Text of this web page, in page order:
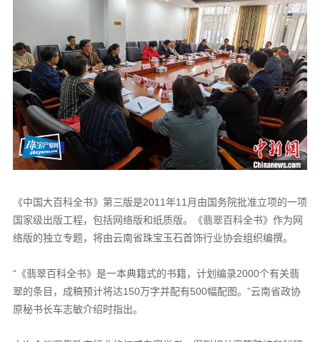
《中国大百科全书》第三版是2011年11月由国务院批准立项的一项
国家级出版工程，包括网络版和纸质版。《翡翠百科全书》作为网
络版的独立专题，将由云南省珠宝玉石首饰行业协会组织编撰。
“《翡翠百科全书》是一本典籍式的书籍，计划编录2000个有关翡
翠的条目，成稿预计将达150万字并配有500幅配图。”云南省政协
原秘书长车志敏介绍时指出。